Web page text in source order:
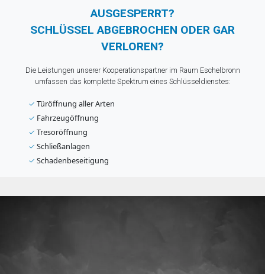
AUSGESPERRT?
SCHLÜSSEL ABGEBROCHEN ODER GAR
VERLOREN?
Die Leistungen unserer Kooperationspartner im Raum Eschelbronn
umfassen das komplette Spektrum eines Schlüsseldienstes:
✓ Türöffnung aller Arten
✓ Fahrzeugöffnung
✓ Tresoröffnung
✓ Schließanlagen
✓ Schadenbeseitigung